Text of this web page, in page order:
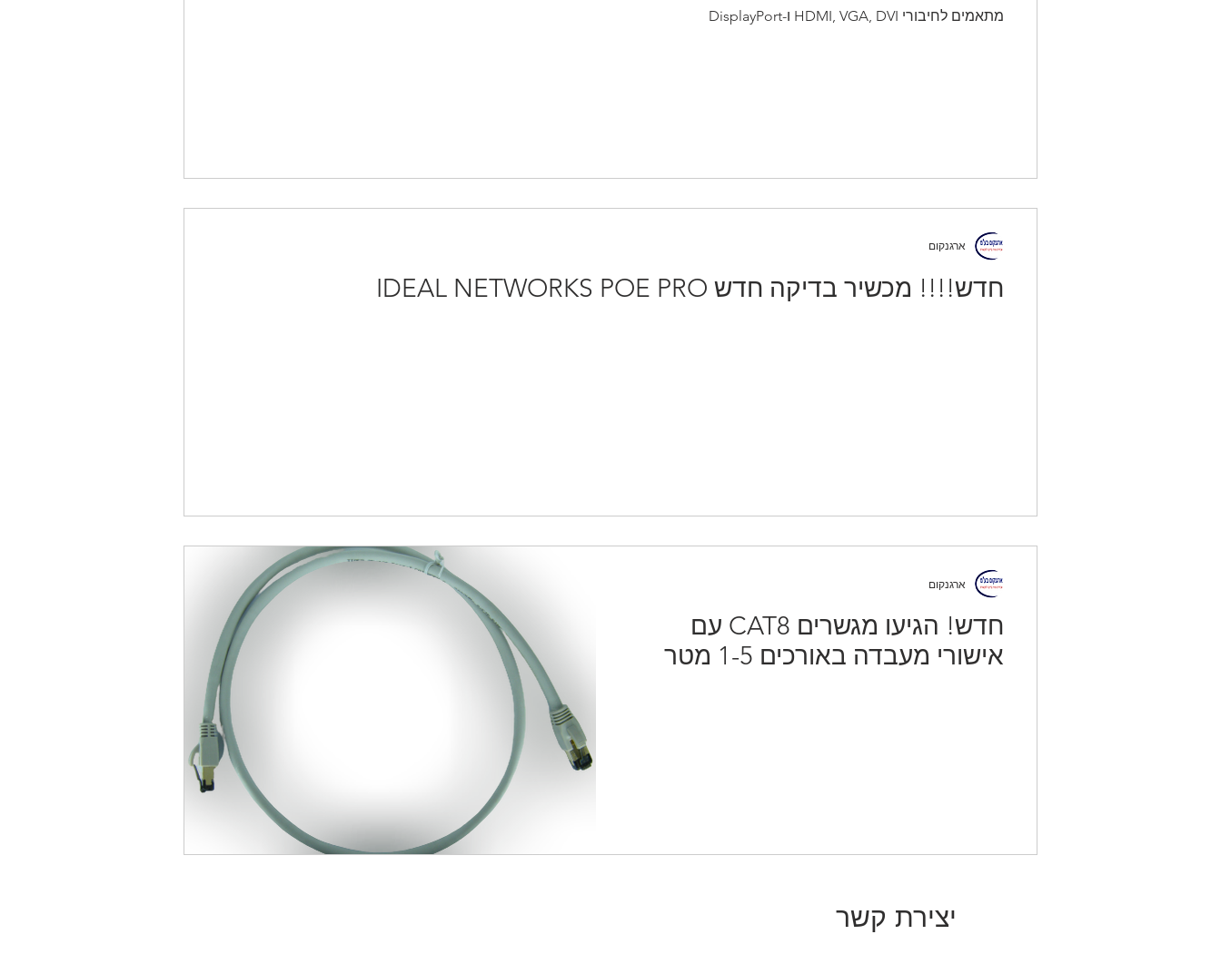
מתאמים לחיבורי HDMI, VGA, DVI ו-DisplayPort
חדש!!!! מכשיר בדיקה חדש IDEAL NETWORKS POE PRO
ארגנקום
חדש! הגיעו מגשרים CAT8 עם
אישורי מעבדה באורכים 1-5 מטר
ארגנקום
יצירת קשר